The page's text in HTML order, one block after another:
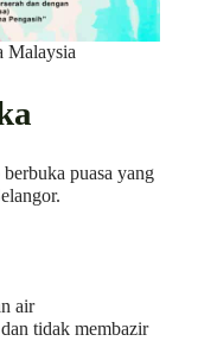
Malaysia
puasa yang
air
tidak membazir